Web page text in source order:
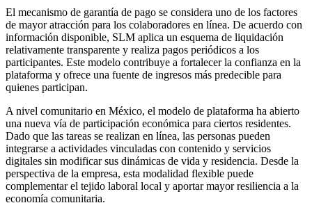
El mecanismo de garantía de pago se considera uno de los factores
de mayor atracción para los colaboradores en línea. De acuerdo con
información disponible, SLM aplica un esquema de liquidación
relativamente transparente y realiza pagos periódicos a los
participantes. Este modelo contribuye a fortalecer la confianza en la
plataforma y ofrece una fuente de ingresos más predecible para
quienes participan.
A nivel comunitario en México, el modelo de plataforma ha abierto
una nueva vía de participación económica para ciertos residentes.
Dado que las tareas se realizan en línea, las personas pueden
integrarse a actividades vinculadas con contenido y servicios
digitales sin modificar sus dinámicas de vida y residencia. Desde la
perspectiva de la empresa, esta modalidad flexible puede
complementar el tejido laboral local y aportar mayor resiliencia a la
economía comunitaria.